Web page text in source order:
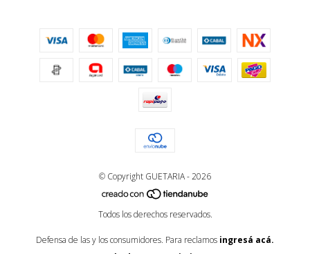
© Copyright GUETARIA - 2026
Todos los derechos reservados.
Defensa de las y los consumidores. Para reclamos ingresá acá.